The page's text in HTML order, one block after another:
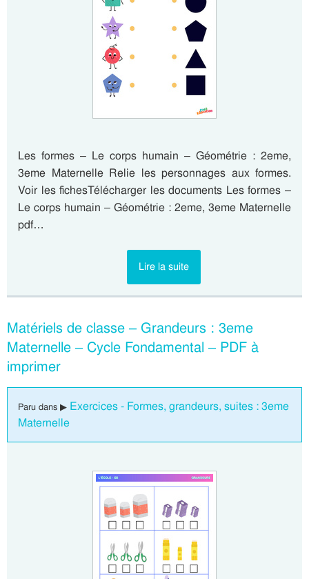
Les formes – Le corps humain – Géométrie : 2eme,
3eme Maternelle Relie les personnages aux formes.
Voir les fichesTélécharger les documents Les formes –
Le corps humain – Géométrie : 2eme, 3eme Maternelle
pdf…
Lire la suite
Matériels de classe – Grandeurs : 3eme
Maternelle – Cycle Fondamental – PDF à
imprimer
Paru dans ▶ Exercices - Formes, grandeurs, suites : 3eme
Maternelle